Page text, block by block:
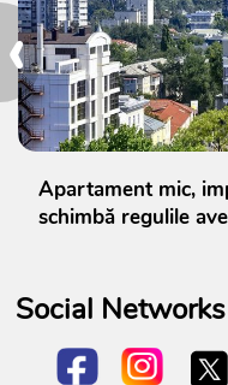
‹
Apartament mic,
schimbă regulile
Social Networks